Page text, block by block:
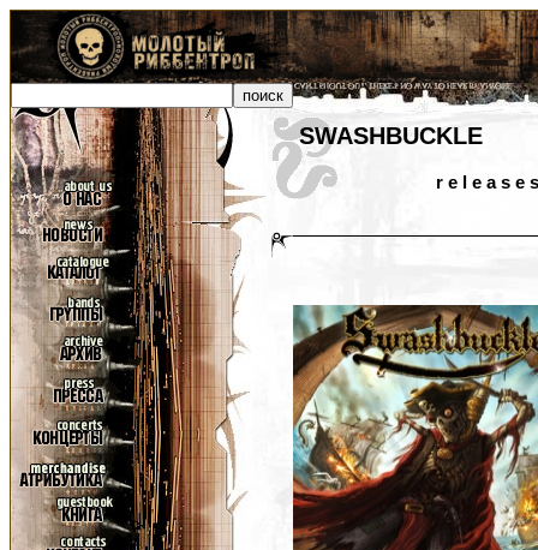
SWASHBUCKLE
r e l e a s e s